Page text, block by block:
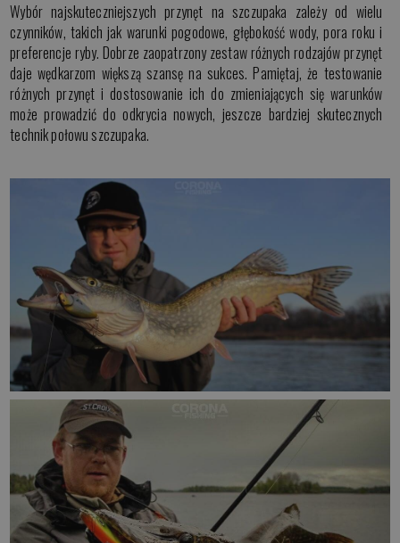
Wybór najskuteczniejszych przynęt na szczupaka zależy od wielu
czynników, takich jak warunki pogodowe, głębokość wody, pora roku i
preferencje ryby. Dobrze zaopatrzony zestaw różnych rodzajów przynęt
daje wędkarzom większą szansę na sukces. Pamiętaj, że testowanie
różnych przynęt i dostosowanie ich do zmieniających się warunków
może prowadzić do odkrycia nowych, jeszcze bardziej skutecznych
technik połowu szczupaka.